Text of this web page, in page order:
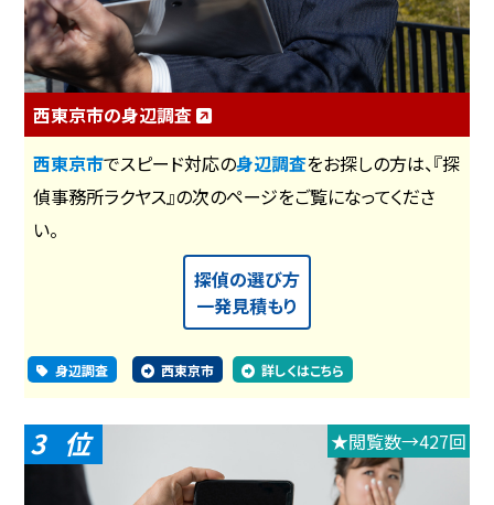
西東京市の身辺調査
西東京市でスピード対応の身辺調査をお探しの方は、『探
偵事務所ラクヤス』の次のページをご覧になってくださ
い。
探偵の選び方
一発見積もり
身辺調査 西東京市 詳しくはこちら
3 ★閲覧数→427回